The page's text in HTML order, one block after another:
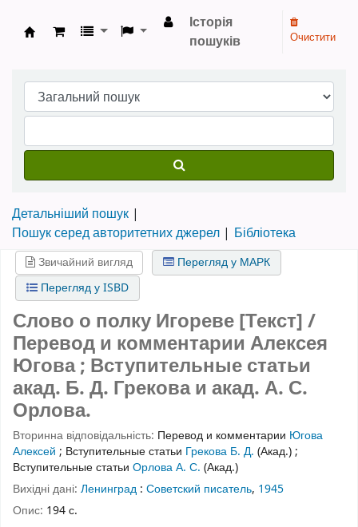
Бібліотека НТШ › Електронний каталог
Історія
пошуків
Очистити
Детальніший пошук
Пошук серед авторитетних джерел
Бібліотека
Звичайний вигляд
Перегляд у МАРК
Перегляд у ISBD
Слово о полку Игореве [Текст] /
Перевод и комментарии Алексея
Югова ; Вступительные статьи
акад. Б. Д. Грекова и акад. А. С.
Орлова.
Вторинна відповідальність: Перевод и комментарии Югова
Алексей ; Вступительные статьи Грекова Б. Д. (Акад.);
Вступительные статьи Орлова А. С. (Акад.)
Вихідні дані: Ленинград : Советский писатель, 1945
Опис: 194 с.